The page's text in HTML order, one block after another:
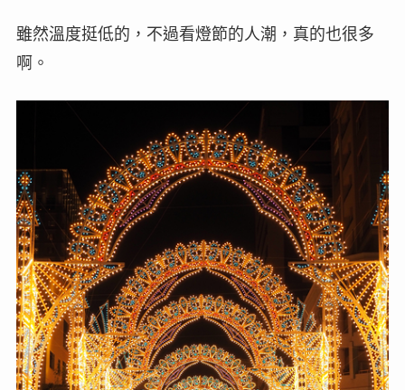
雖然溫度挺低的，不過看燈節的人潮，真的也很多
啊。